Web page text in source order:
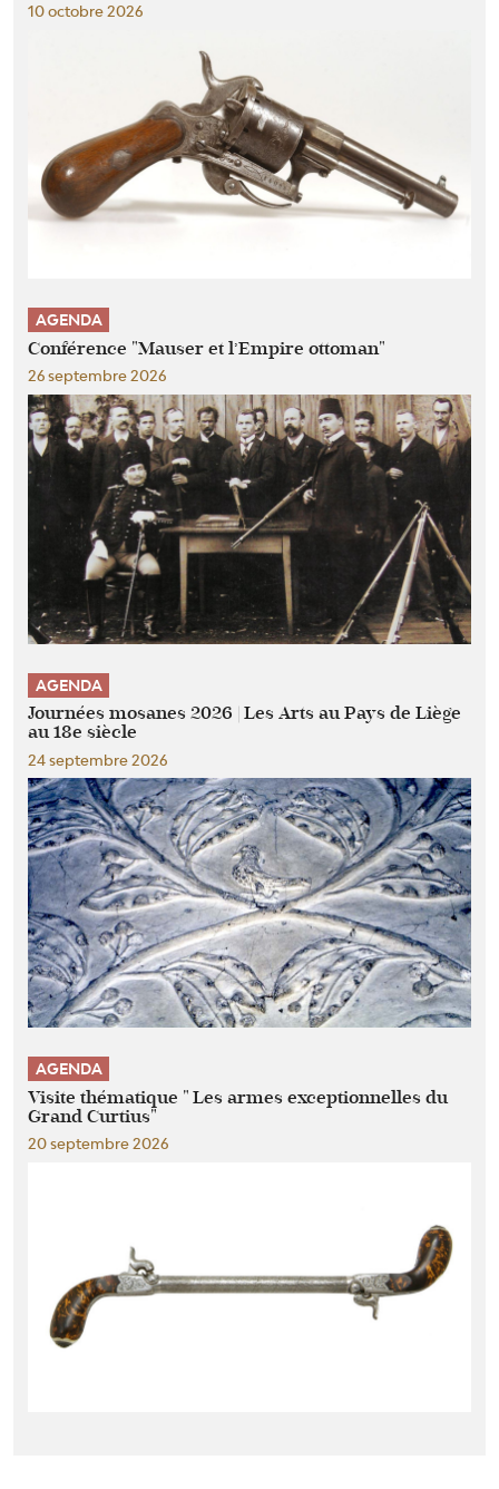
10 octobre 2026
AGENDA
Conférence "Mauser et l’Empire ottoman"
26 septembre 2026
AGENDA
Journées mosanes 2026 | Les Arts au Pays de Liège
au 18e siècle
24 septembre 2026
AGENDA
Visite thématique " Les armes exceptionnelles du
Grand Curtius"
20 septembre 2026